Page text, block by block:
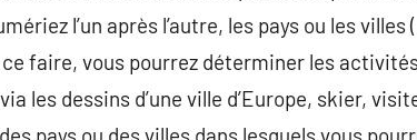
l’un après l’autre, les pays ou les villes
faire, vous pourrez déterminer les
les dessins d’une ville d’Europe, skier,